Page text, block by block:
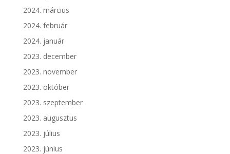
2024. március
2024. február
2024. január
2023. december
2023. november
2023. október
2023. szeptember
2023. augusztus
2023. július
2023. június